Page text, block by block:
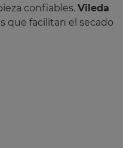
confiables. Vileda
que facilitan el secado